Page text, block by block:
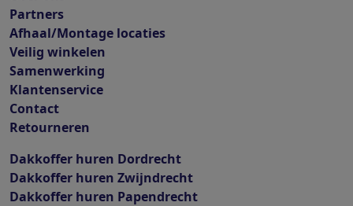
Partners
Afhaal/Montage locaties
Veilig winkelen
Samenwerking
Klantenservice
Contact
Retourneren
Dakkoffer huren Dordrecht
Dakkoffer huren Zwijndrecht
Dakkoffer huren Papendrecht